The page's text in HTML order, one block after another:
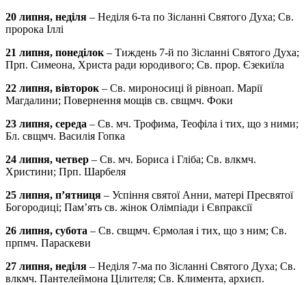
20 липня, неділя – Неділя 6-та по Зісланні Святого Духа; Св.
пророка Іллі
21 липня, понеділок – Тиждень 7-й по Зісланні Святого Духа;
Прп. Симеона, Христа ради юродивого; Св. прор. Єзекиїла
22 липня, вівторок – Св. мироносиці й рівноап. Марії
Магдалини; Повернення мощів св. свщмч. Фоки
23 липня, середа – Св. мч. Трофима, Теофіла і тих, що з ними;
Бл. свщмч. Василія Гопка
24 липня, четвер – Св. мч. Бориса і Гліба; Св. влкмч.
Христини; Прп. Шарбеля
25 липня, п’ятниця – Успіння святої Анни, матері Пресвятої
Богородиці; Пам’ять св. жінок Олімпіади і Євпраксії
26 липня, субота – Св. свщмч. Єрмолая і тих, що з ним; Св.
прпмч. Параскеви
27 липня, неділя – Неділя 7-ма по Зісланні Святого Духа; Св.
влкмч. Пантелеймона Цілителя; Св. Климента, архиєп.